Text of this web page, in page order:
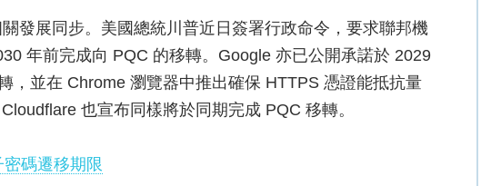
發展同步。美國總統川普近日簽署行政命令，要求聯邦機
年前完成向 PQC 的移轉。Google 亦已公開承諾於 2029
，並在 Chrome 瀏覽器中推出確保 HTTPS 憑證能抵抗量
也宣布同樣將於同期完成 PQC 移轉。
碼遷移期限